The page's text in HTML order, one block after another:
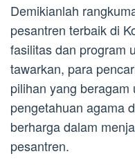
Demikianlah
pesantren terbaik di
fasilitas dan program
tawarkan, para
pilihan yang
pengetahuan agama
berharga dalam
pesantren.